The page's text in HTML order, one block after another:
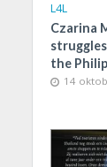
L4L
Czarina
the
14